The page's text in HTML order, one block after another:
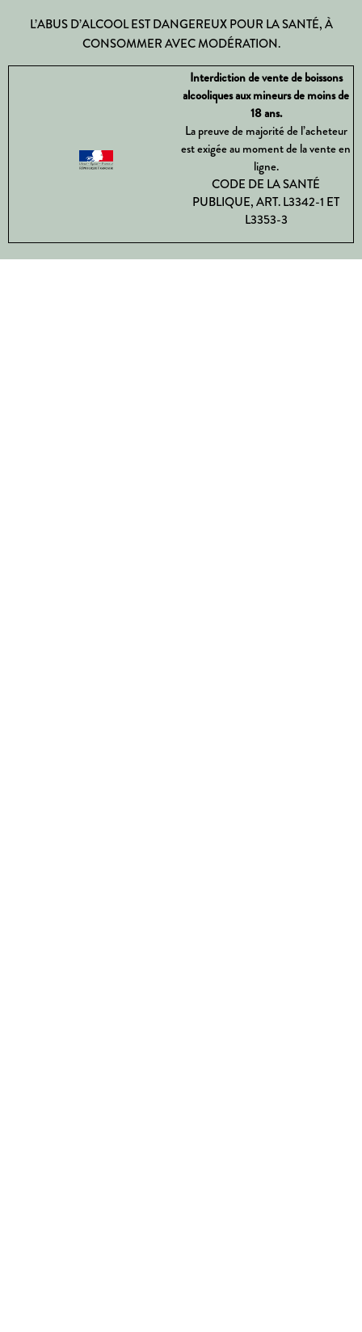
L’ABUS D’ALCOOL EST DANGEREUX POUR LA SANTÉ, À
CONSOMMER AVEC MODÉRATION.
Interdiction de vente de boissons
alcooliques aux mineurs de moins de
18 ans.
La preuve de majorité de l’acheteur
est exigée au moment de la vente en
ligne.
CODE DE LA SANTÉ
PUBLIQUE, ART. L3342-1 ET
L3353-3